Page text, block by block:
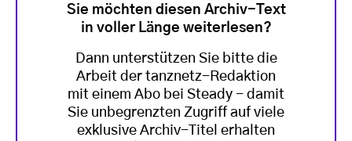
Sie möchten diesen Archiv-Text
in voller Länge weiterlesen?
Dann unterstützen Sie bitte die
Arbeit der tanznetz-Redaktion
mit einem Abo bei Steady - damit
Sie unbegrenzten Zugriff auf viele
exklusive Archiv-Titel erhalten